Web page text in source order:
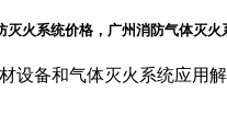
设备和气体灭火系统应用